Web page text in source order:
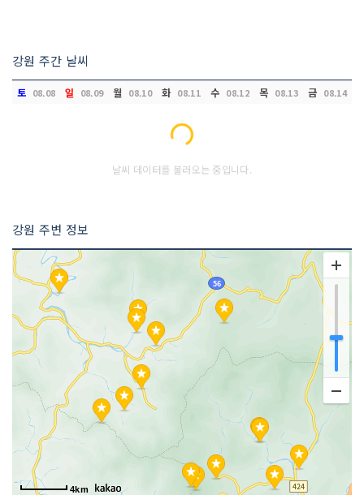
강원 주간 날씨
토 08.08 일 08.09 월 08.10 화 08.11 수 08.12 목 08.13 금 08.14
Loading...
날씨 데이터를 불러오는 중입니다.
강원 주변 정보
4km